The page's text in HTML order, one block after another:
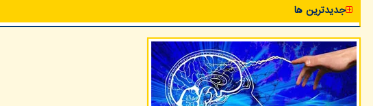
جدیدترین ها